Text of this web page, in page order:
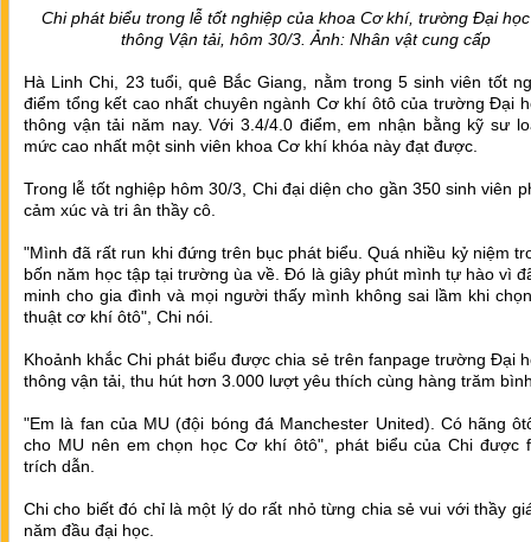
Chi phát biểu trong lễ tốt nghiệp của khoa Cơ khí, trường Đại
thông Vận tải, hôm 30/3. Ảnh: Nhân vật cung cấp
Hà Linh Chi, 23 tuổi, quê Bắc Giang, nằm trong 5 sinh viên tốt
điểm tổng kết cao nhất chuyên ngành Cơ khí ôtô của trường Đại
thông vận tải năm nay. Với 3.4/4.0 điểm, em nhận bằng kỹ sư
mức cao nhất một sinh viên khoa Cơ khí khóa này đạt được.
Trong lễ tốt nghiệp hôm 30/3, Chi đại diện cho gần 350 sinh viên
cảm xúc và tri ân thầy cô.
"Mình đã rất run khi đứng trên bục phát biểu. Quá nhiều kỷ niệm
bốn năm học tập tại trường ùa về. Đó là giây phút mình tự hào vì
minh cho gia đình và mọi người thấy mình không sai lầm khi
thuật cơ khí ôtô", Chi nói.
Khoảnh khắc Chi phát biểu được chia sẻ trên fanpage trường Đại
thông vận tải, thu hút hơn 3.000 lượt yêu thích cùng hàng trăm
"Em là fan của MU (đội bóng đá Manchester United). Có hãng
cho MU nên em chọn học Cơ khí ôtô", phát biểu của Chi được
trích dẫn.
Chi cho biết đó chỉ là một lý do rất nhỏ từng chia sẻ vui với thầy
năm đầu đại học.